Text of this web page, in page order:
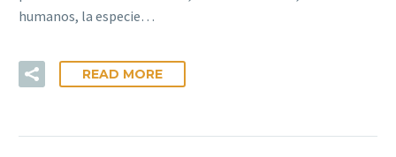
humanos, la especie…
READ MORE